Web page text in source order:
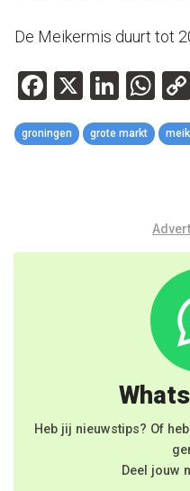
De Meikermis duurt tot
Facebook
X
groningen grote markt
Heb jij nieuwstips? Of
Deel jouw